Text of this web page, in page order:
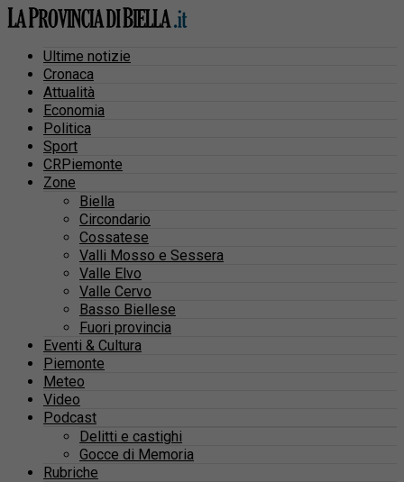
Ultime notizie
Cronaca
Attualità
Economia
Politica
Sport
CRPiemonte
Zone
Biella
Circondario
Cossatese
Valli Mosso e Sessera
Valle Elvo
Valle Cervo
Basso Biellese
Fuori provincia
Eventi & Cultura
Piemonte
Meteo
Video
Podcast
Delitti e castighi
Gocce di Memoria
Rubriche